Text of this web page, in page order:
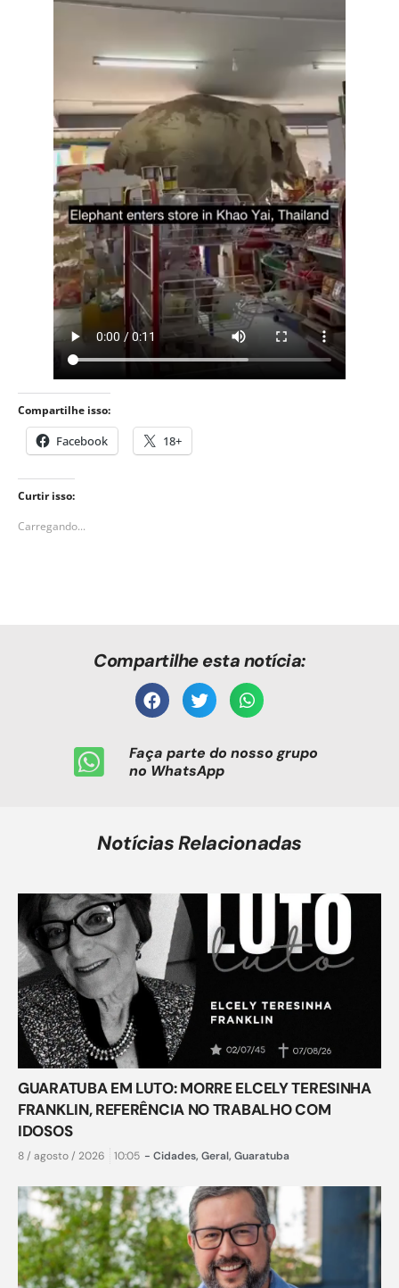
Compartilhe isso:
Facebook 18+
Curtir isso:
Carregando...
Compartilhe esta notícia:
Faça parte do nosso grupo
no WhatsApp
Notícias Relacionadas
GUARATUBA EM LUTO: MORRE ELCELY TERESINHA
FRANKLIN, REFERÊNCIA NO TRABALHO COM
IDOSOS
8 / agosto / 2026 10:05 - Cidades, Geral, Guaratuba